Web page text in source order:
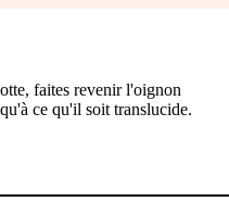
faites revenir l'oignon
ce qu'il soit translucide.